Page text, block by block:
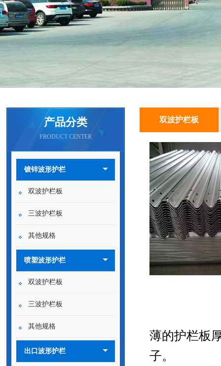
产品分类
PRODUCT CENTER
镀锌波形护栏
双波护栏板
三波护栏板
其他规格
喷塑波形护栏
双波护栏板
三波护栏板
其他规格
出口波形护栏
双波护栏板
薄的护栏板
子。